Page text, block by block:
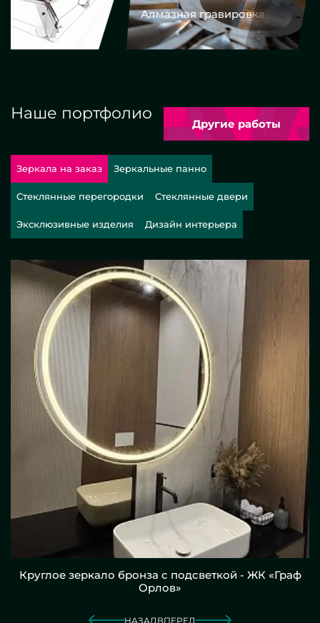
Алмазная гравировка
Наше портфолио
Другие работы
Зеркала на заказ Зеркальные панно
Стеклянные перегородки Стеклянные двери
Эксклюзивные изделия Дизайн интерьера
Круглое зеркало бронза с подсветкой - ЖК «Граф
Орлов»
НАЗАД ВПЕРЕД